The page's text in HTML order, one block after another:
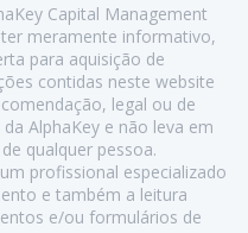
Capital Management
meramente informativo,
para aquisição de
contidas neste website
legal ou de
AlphaKey e não leva em
qualquer pessoa.
profissional especializado
e também a leitura
e/ou formulários de